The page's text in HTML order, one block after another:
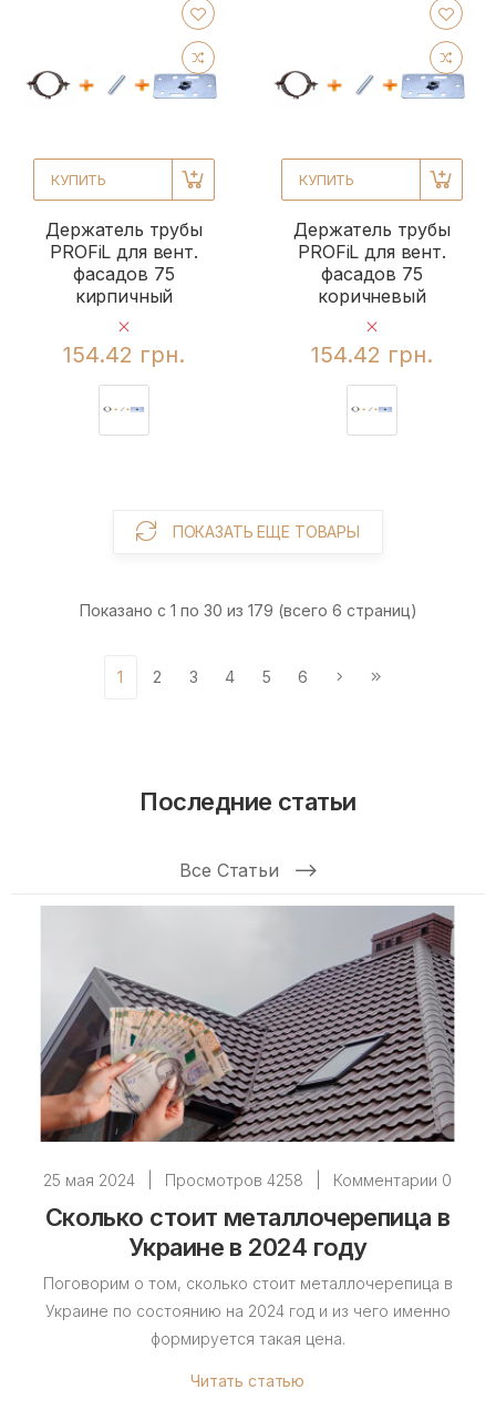
КУПИТЬ
Держатель трубы
PROFiL для вент.
фасадов 75
кирпичный
154.42 грн.
КУПИТЬ
Держатель трубы
PROFiL для вент.
фасадов 75
коричневый
154.42 грн.
ПОКАЗАТЬ ЕЩЕ ТОВАРЫ
Показано с 1 по 30 из 179 (всего 6 страниц)
1 2 3 4 5 6
Последние статьи
Все Статьи
25 мая 2024 Просмотров 4258 Комментарии 0
Сколько стоит металлочерепица в
Украине в 2024 году
Поговорим о том, сколько стоит металлочерепица в
Украине по состоянию на 2024 год и из чего именно
формируется такая цена.
Читать статью